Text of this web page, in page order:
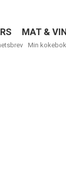
MAT &
Min kokebok